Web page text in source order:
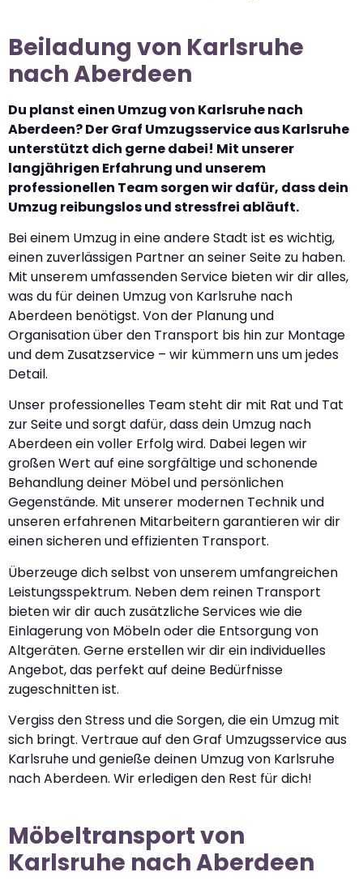
Beiladung von Karlsruhe
nach Aberdeen
Du planst einen Umzug von Karlsruhe nach
Aberdeen? Der Graf Umzugsservice aus Karlsruhe
unterstützt dich gerne dabei! Mit unserer
langjährigen Erfahrung und unserem
professionellen Team sorgen wir dafür, dass dein
Umzug reibungslos und stressfrei abläuft.
Bei einem Umzug in eine andere Stadt ist es wichtig,
einen zuverlässigen Partner an seiner Seite zu haben.
Mit unserem umfassenden Service bieten wir dir alles,
was du für deinen Umzug von Karlsruhe nach
Aberdeen benötigst. Von der Planung und
Organisation über den Transport bis hin zur Montage
und dem Zusatzservice – wir kümmern uns um jedes
Detail.
Unser professionelles Team steht dir mit Rat und Tat
zur Seite und sorgt dafür, dass dein Umzug nach
Aberdeen ein voller Erfolg wird. Dabei legen wir
großen Wert auf eine sorgfältige und schonende
Behandlung deiner Möbel und persönlichen
Gegenstände. Mit unserer modernen Technik und
unseren erfahrenen Mitarbeitern garantieren wir dir
einen sicheren und effizienten Transport.
Überzeuge dich selbst von unserem umfangreichen
Leistungsspektrum. Neben dem reinen Transport
bieten wir dir auch zusätzliche Services wie die
Einlagerung von Möbeln oder die Entsorgung von
Altgeräten. Gerne erstellen wir dir ein individuelles
Angebot, das perfekt auf deine Bedürfnisse
zugeschnitten ist.
Vergiss den Stress und die Sorgen, die ein Umzug mit
sich bringt. Vertraue auf den Graf Umzugsservice aus
Karlsruhe und genieße deinen Umzug von Karlsruhe
nach Aberdeen. Wir erledigen den Rest für dich!
Möbeltransport von
Karlsruhe nach Aberdeen